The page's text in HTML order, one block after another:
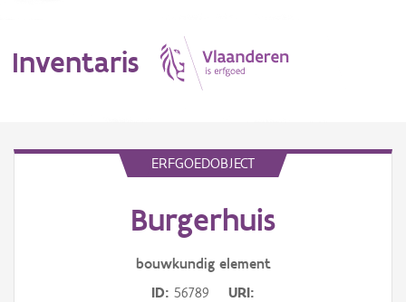
Inventaris
ERFGOEDOBJECT
Burgerhuis
bouwkundig element
ID 56789
URI